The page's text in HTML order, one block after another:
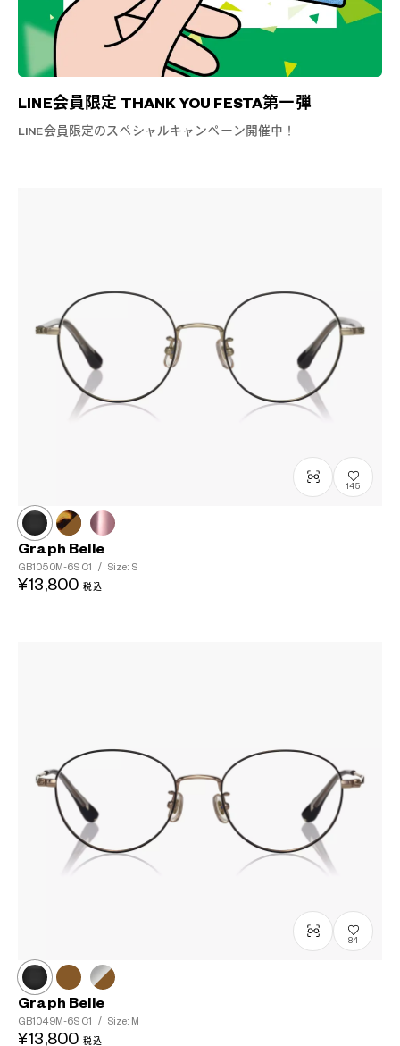
LINE会員限定 THANK YOU FESTA第一弾
LINE会員限定のスペシャルキャンペーン開催中！
145
Graph Belle
GB1050M-6S C1 / Size: S
¥13,800 税込
84
Graph Belle
GB1049M-6S C1 / Size: M
¥13,800 税込